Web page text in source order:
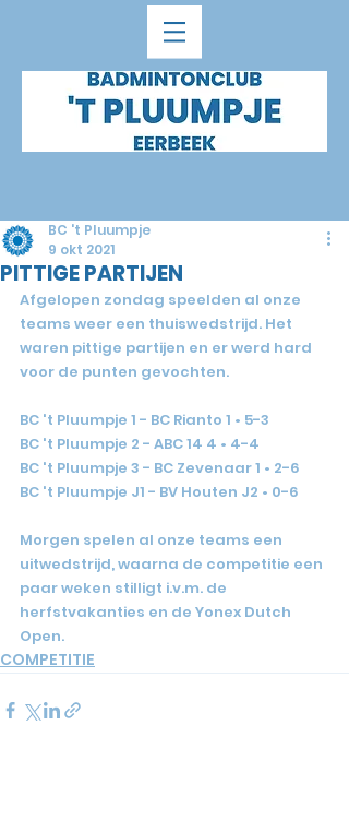
PITTIGE PARTIJEN
BC 't Pluumpje
9 okt 2021
Afgelopen zondag speelden al onze
teams weer een thuiswedstrijd. Het
waren pittige partijen en er werd hard
voor de punten gevochten.
BC 't Pluumpje 1 - BC Rianto 1 • 5-3
BC 't Pluumpje 2 - ABC 14 4 • 4-4
BC 't Pluumpje 3 - BC Zevenaar 1 • 2-6
BC 't Pluumpje J1 - BV Houten J2 • 0-6
Morgen spelen al onze teams een
uitwedstrijd, waarna de competitie een
paar weken stilligt i.v.m. de
herfstvakanties en de Yonex Dutch
Open.
COMPETITIE